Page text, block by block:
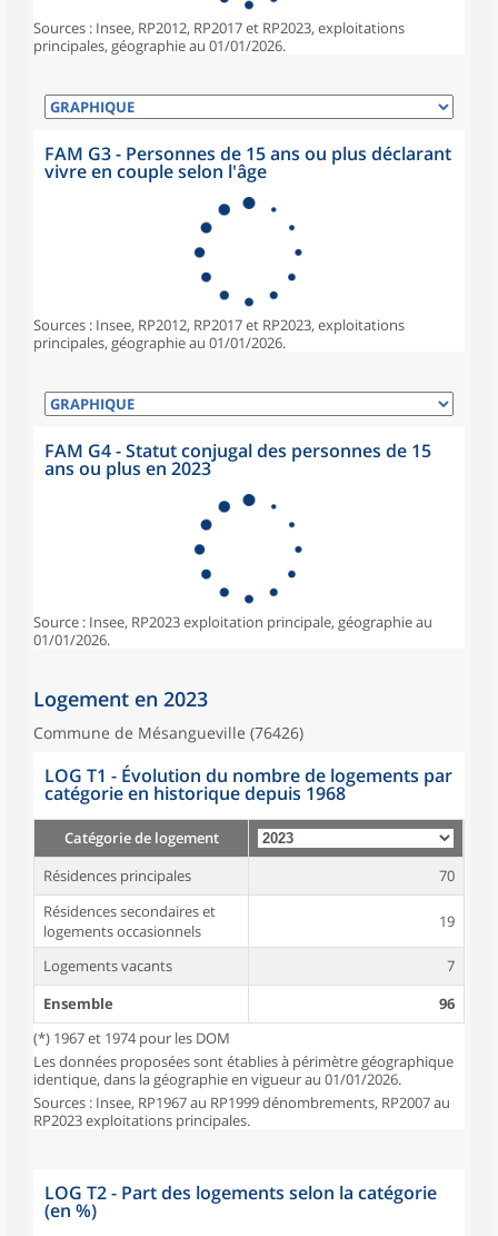
Sources : Insee, RP2012, RP2017 et RP2023, exploitations
principales, géographie au 01/01/2026.
FAM G3 - Personnes de 15 ans ou plus déclarant
vivre en couple selon l'âge
Sources : Insee, RP2012, RP2017 et RP2023, exploitations
principales, géographie au 01/01/2026.
FAM G4 - Statut conjugal des personnes de 15
ans ou plus en 2023
Source : Insee, RP2023 exploitation principale, géographie au
01/01/2026.
Logement en 2023
Commune de Mésangueville (76426)
LOG T1 - Évolution du nombre de logements par
catégorie en historique depuis 1968
Catégorie de logement
Résidences principales
70
Résidences secondaires et
logements occasionnels
19
Logements vacants
7
Ensemble
96
(*) 1967 et 1974 pour les DOM
Les données proposées sont établies à périmètre géographique
identique, dans la géographie en vigueur au 01/01/2026.
Sources : Insee, RP1967 au RP1999 dénombrements, RP2007 au
RP2023 exploitations principales.
LOG T2 - Part des logements selon la catégorie
(en %)